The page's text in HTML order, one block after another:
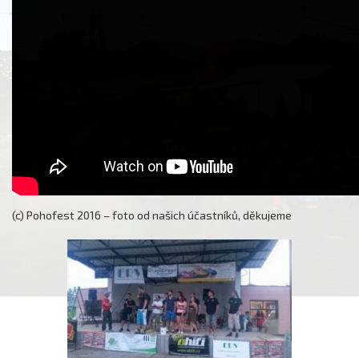
(c) Pohofest 2016 – foto od našich účastníků, děkujeme